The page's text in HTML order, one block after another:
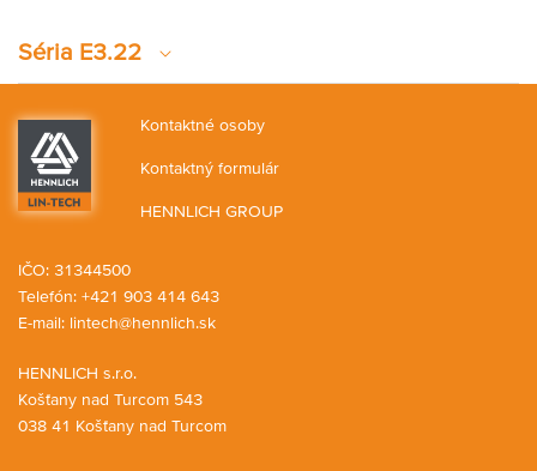
Séria E3.22
Kontaktné osoby
Kontaktný formulár
HENNLICH GROUP
HENNLICH s.r.o.
Košťany nad Turcom 543
038 41 Košťany nad Turcom
IČO: 31344500
Telefón: +421 903 414 643
E-mail: lintech@hennlich.sk